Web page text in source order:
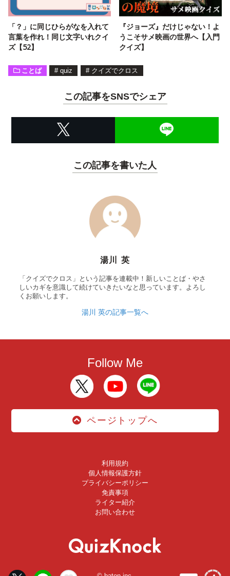
「？」に同じひらがなを入れて
言葉を作れ！同じ文字いれクイ
ズ【52】
『ジョーズ』だけじゃない！よ
うこそサメ映画の世界へ【入門
クイズ】
ことば # quiz # クイズでクロス
この記事をSNSでシェア
この記事を書いた人
湯川 英
「クイズでクロス」という記事を連載中！新しいことば・やさ
しいカギを意識して続けていきたいなと思っています。よろし
くお願いします。
湯川 英の記事一覧へ
Follow Me
ページトップへ
利用規約
個人情報保護方針
プライバシーポリシー
免責事項
ライター紹介
お問い合わせ